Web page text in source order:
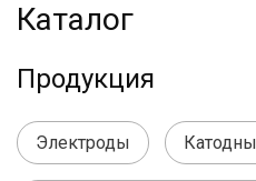
Каталог
Продукция
Электроды